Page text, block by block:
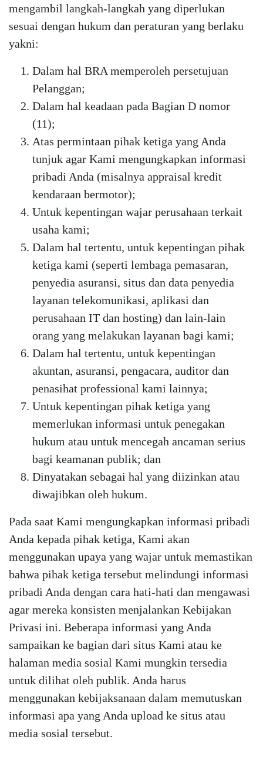
mengambil langkah-langkah yang diperlukan
sesuai dengan hukum dan peraturan yang berlaku
yakni:
Dalam hal BRA memperoleh persetujuan
Pelanggan;
Dalam hal keadaan pada Bagian D nomor
(11);
Atas permintaan pihak ketiga yang Anda
tunjuk agar Kami mengungkapkan informasi
pribadi Anda (misalnya appraisal kredit
kendaraan bermotor);
Untuk kepentingan wajar perusahaan terkait
usaha kami;
Dalam hal tertentu, untuk kepentingan pihak
ketiga kami (seperti lembaga pemasaran,
penyedia asuransi, situs dan data penyedia
layanan telekomunikasi, aplikasi dan
perusahaan IT dan hosting) dan lain-lain
orang yang melakukan layanan bagi kami;
Dalam hal tertentu, untuk kepentingan
akuntan, asuransi, pengacara, auditor dan
penasihat professional kami lainnya;
Untuk kepentingan pihak ketiga yang
memerlukan informasi untuk penegakan
hukum atau untuk mencegah ancaman serius
bagi keamanan publik; dan
Dinyatakan sebagai hal yang diizinkan atau
diwajibkan oleh hukum.
Pada saat Kami mengungkapkan informasi pribadi
Anda kepada pihak ketiga, Kami akan
menggunakan upaya yang wajar untuk memastikan
bahwa pihak ketiga tersebut melindungi informasi
pribadi Anda dengan cara hati-hati dan mengawasi
agar mereka konsisten menjalankan Kebijakan
Privasi ini. Beberapa informasi yang Anda
sampaikan ke bagian dari situs Kami atau ke
halaman media sosial Kami mungkin tersedia
untuk dilihat oleh publik. Anda harus
menggunakan kebijaksanaan dalam memutuskan
informasi apa yang Anda upload ke situs atau
media sosial tersebut.